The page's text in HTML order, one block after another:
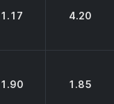
1.17 4.20
1.90 1.85